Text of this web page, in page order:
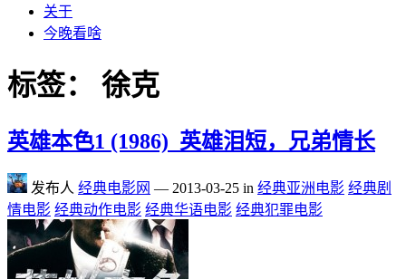
关于
今晚看啥
标签： 徐克
英雄本色1 (1986)_英雄泪短，兄弟情长
发布人 经典电影网 — 2013-03-25 in 经典亚洲电影 经典剧
情电影 经典动作电影 经典华语电影 经典犯罪电影